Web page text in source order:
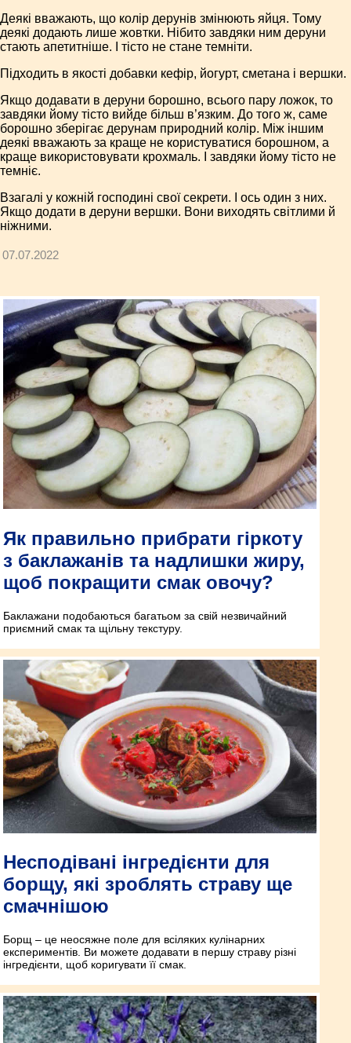
Деякі вважають, що колір дерунів змінюють яйця. Тому
деякі додають лише жовтки. Нібито завдяки ним деруни
стають апетитніше. І тісто не стане темніти.
Підходить в якості добавки кефір, йогурт, сметана і вершки.
Якщо додавати в деруни борошно, всього пару ложок, то
завдяки йому тісто вийде більш в’язким. До того ж, саме
борошно зберігає дерунам природний колір. Між іншим
деякі вважають за краще не користуватися борошном, а
краще використовувати крохмаль. І завдяки йому тісто не
темніє.
Взагалі у кожній господині свої секрети. І ось один з них.
Якщо додати в деруни вершки. Вони виходять світлими й
ніжними.
07.07.2022
Як правильно прибрати гіркоту
з баклажанів та надлишки жиру,
щоб покращити смак овочу?
Баклажани подобаються багатьом за свій незвичайний
приємний смак та щільну текстуру.
Несподівані інгредієнти для
борщу, які зроблять страву ще
смачнішою
Борщ – це неосяжне поле для всіляких кулінарних
експериментів. Ви можете додавати в першу страву різні
інгредієнти, щоб коригувати її смак.